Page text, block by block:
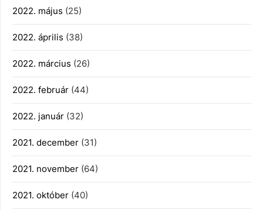
2022. május (25)
2022. április (38)
2022. március (26)
2022. február (44)
2022. január (32)
2021. december (31)
2021. november (64)
2021. október (40)